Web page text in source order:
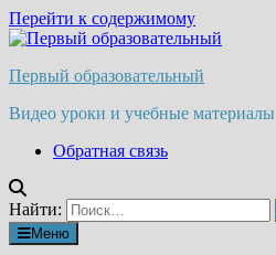
Перейти к содержимому
Первый образовательный
Видео уроки и учебные материалы
Обратная связь
Найти:
Меню